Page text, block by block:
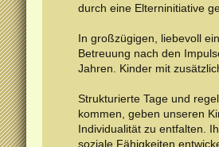
durch eine Elterninitiative
In großzügigen, liebevoll
Betreuung nach den
Jahren. Kinder mit
Strukturierte Tage und
kommen, geben unseren
Individualität zu entfalten.
soziale Fähigkeiten